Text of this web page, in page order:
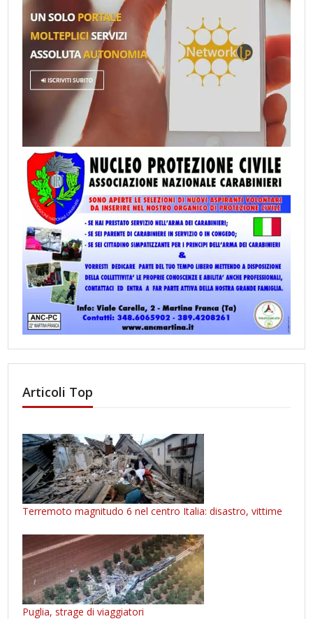
Articoli Top
Terremoto magnitudo 6 nel centro Italia: disastro, vittime
Puglia, strage di viaggiatori